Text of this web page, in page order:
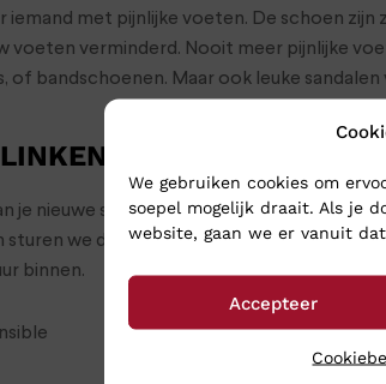
We gebruiken cookies om
soepel mogelijk draait. Als je
website, gaan we er vanuit
Accepteer
iemand met pijnlijke voeten. De schoen
voeten verminderd. Nooit meer pijnlijke
of bandschoenen. Maar ook leuke
SCHOENEN
je nieuwe schoenen naar Klinkenberg
we de schoenen toch gewoon naar
binnen.